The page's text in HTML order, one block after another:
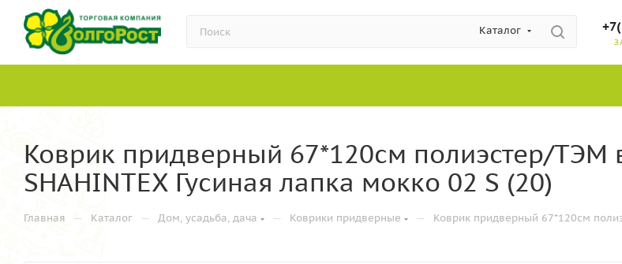
Каталог
Коврик придверный 67*120см полиэстер/
SHAHINTEX Гусиная лапка мокко 02 S (20)
Главная — Каталог — Дом, усадьба, дача — Коврики придверные — Коврик придверный 67*120см